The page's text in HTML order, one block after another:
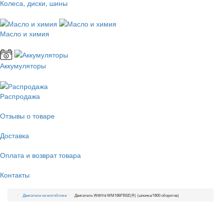
Колеса, диски, шины
Масло и химия
Аккумуляторы
Распродажа
Отзывы о товаре
Доставка
Оплата и возврат товара
Контакты
Двигатели на мотоблоки Двигатель Weima WM186FBSE(R) (шпонка/1800 оборотов)